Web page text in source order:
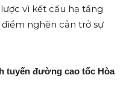
vì kết cấu hạ tầng
nghẽn cản trở sự
tuyến đường cao tốc Hòa